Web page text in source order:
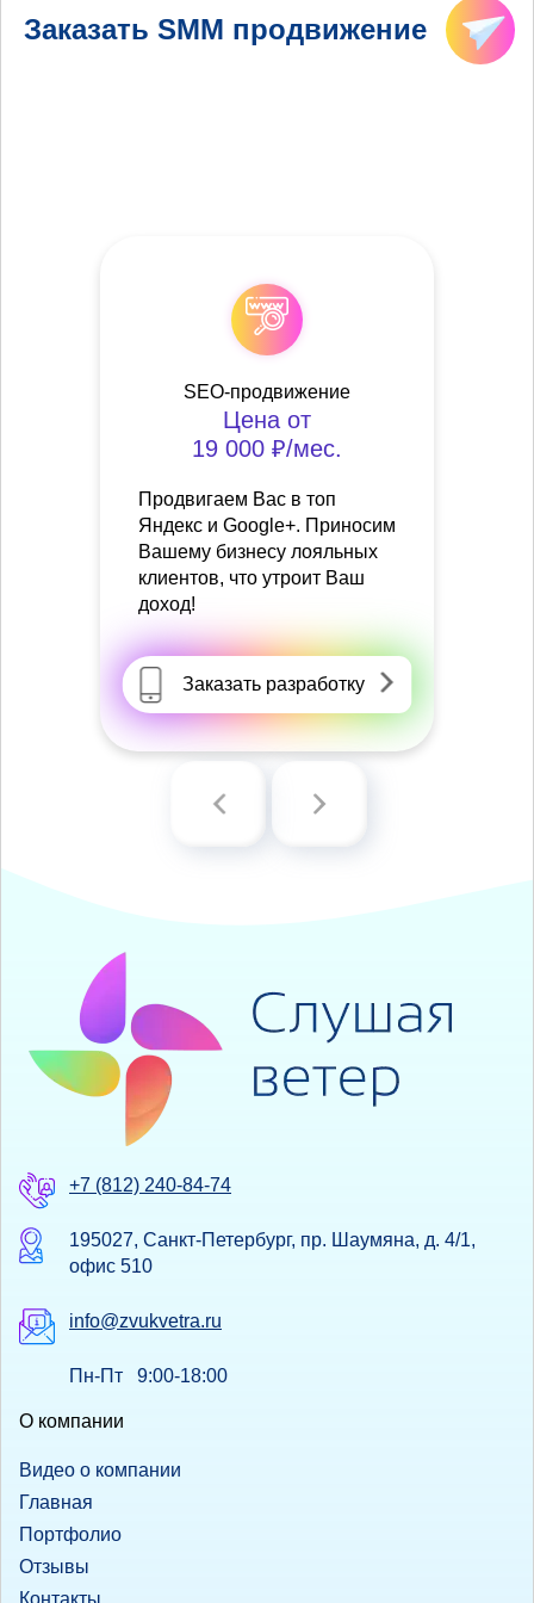
Заказать SMM продвижение
SEO-продвижение
Цена от
19 000 ₽/мес.
Продвигаем Вас в топ
Яндекс и Google+. Приносим
Вашему бизнесу лояльных
клиентов, что утроит Ваш
доход!
Заказать разработку
+7 (812) 240-84-74
195027, Санкт-Петербург, пр. Шаумяна, д. 4/1,
офис 510
info@zvukvetra.ru
Пн-Пт 9:00-18:00
О компании
Видео о компании
Главная
Портфолио
Отзывы
Контакты